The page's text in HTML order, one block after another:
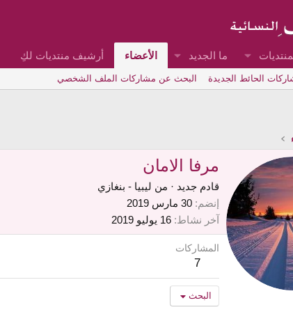
ما الجديد الأعضاء أرشيف منتديات لكِ
الحائط الجديدة البحث عن مشاركات الملف الشخصي
مرفا الامان
قادم جديد · من ليبيا - بنغازي
إنضم 30 مارس 2019
آخر نشاط 16 يوليو 2019
المشاركات
7
البحث